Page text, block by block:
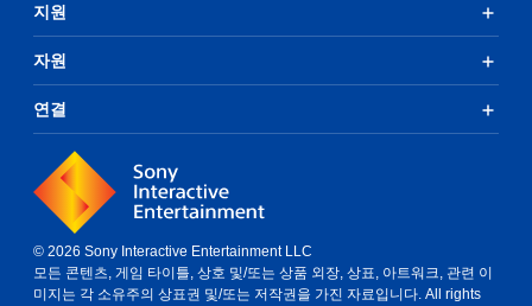
지원
자원
연결
© 2026 Sony Interactive Entertainment LLC
모든 콘텐츠, 게임 타이틀, 상호 및/또는 상품 외장, 상표, 아트워크, 관련 이
미지는 각 소유주의 상표권 및/또는 저작권을 가진 자료입니다. All rights